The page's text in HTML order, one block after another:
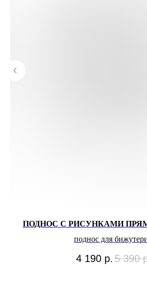
ПОДНОС С РИСУНКАМИ
поднос для
4 190 р. 5 390